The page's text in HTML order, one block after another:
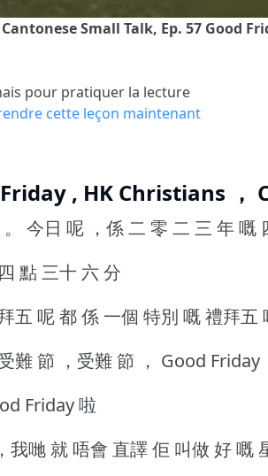
Small Talk, Ep. 57 Good
pour pratiquer la lecture
cette leçon maintenant
, HK Christians ，
今日 呢 ，係 二 零 二 三 年 嘅
點 三十 六 分
五 呢 都 係 一個 特別 嘅 禮拜五
難 節 ，受難 節 ， Good Friday
Friday 啦
我哋 就 唔會 直譯 佢 叫做 好 嘅